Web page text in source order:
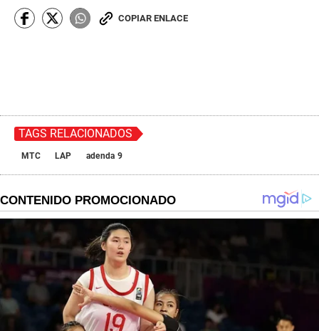
COPIAR ENLACE
TAGS RELACIONADOS
MTC LAP adenda 9